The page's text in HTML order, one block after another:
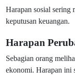
Harapan sosial sering
keputusan keuangan.
Harapan
Sebagian orang
ekonomi. Harapan ini